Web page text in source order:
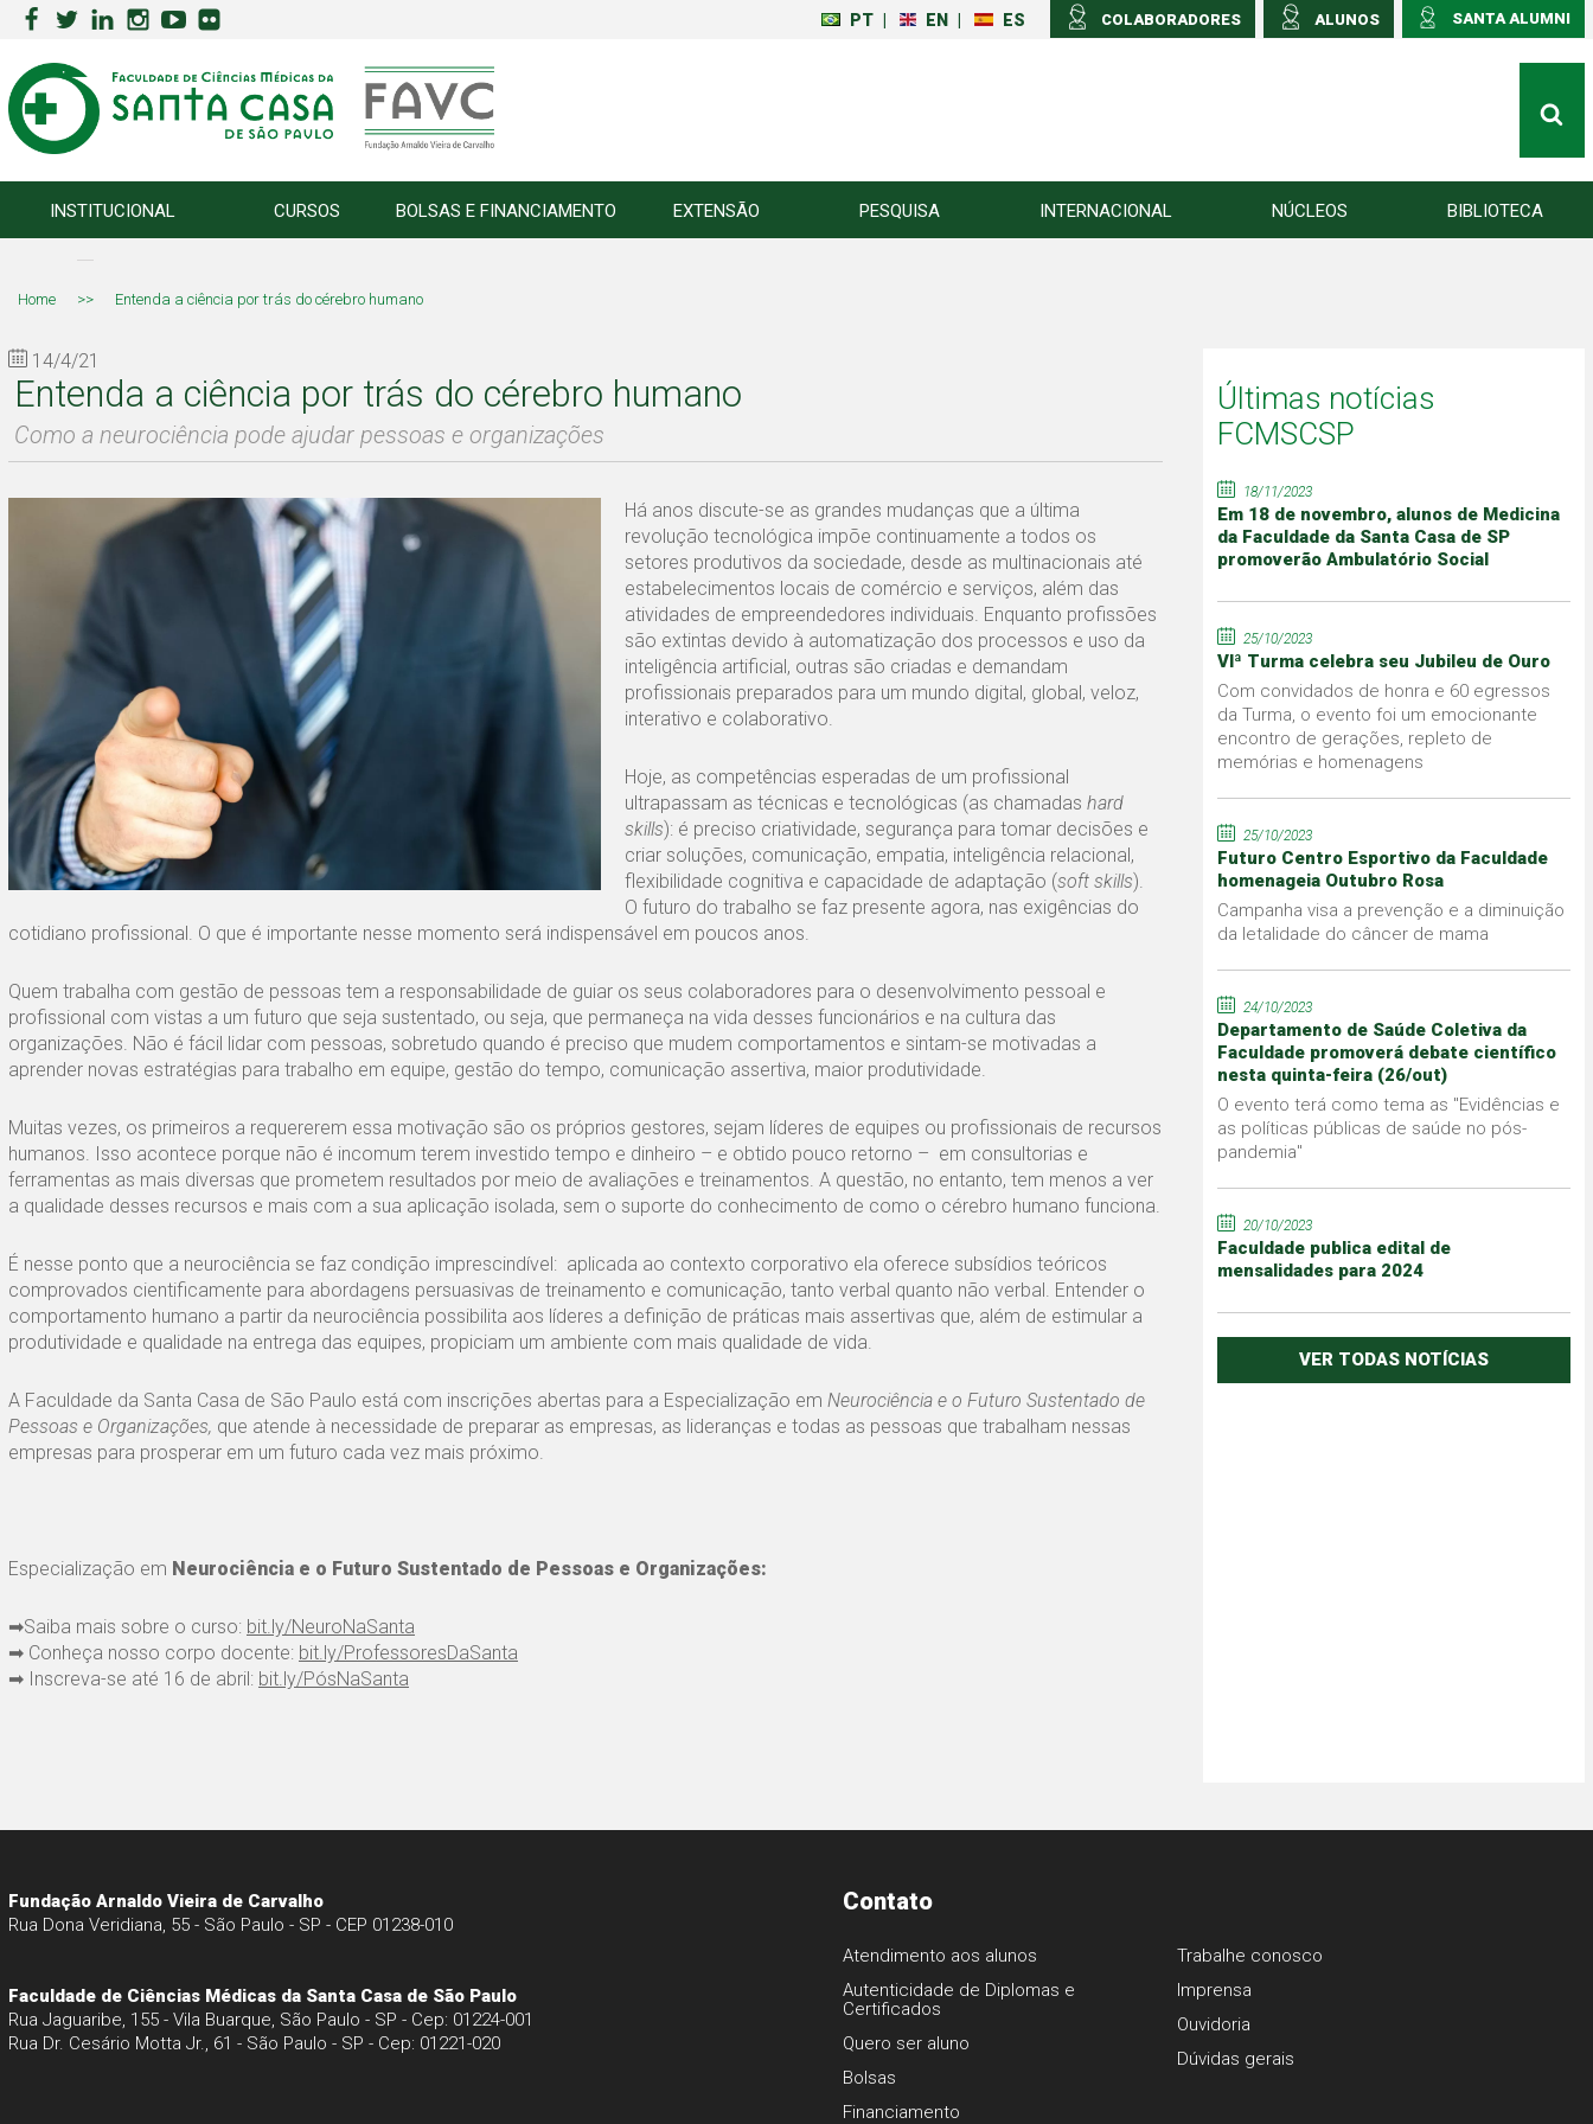
SANTA ALUMNI
ALUNOS
COLABORADORES
PT EN ES
INSTITUCIONAL CURSOS BOLSAS E FINANCIAMENTO EXTENSÃO PESQUISA INTERNACIONAL NÚCLEOS BIBLIOTECA
Home >> Entenda a ciência por trás do cérebro humano
14/4/21
Entenda a ciência por trás do cérebro humano
Como a neurociência pode ajudar pessoas e organizações
Há anos discute-se as grandes mudanças que a última
revolução tecnológica impõe continuamente a todos os
setores produtivos da sociedade, desde as multinacionais até
estabelecimentos locais de comércio e serviços, além das
atividades de empreendedores individuais. Enquanto profissões
são extintas devido à automatização dos processos e uso da
inteligência artificial, outras são criadas e demandam
profissionais preparados para um mundo digital, global, veloz,
interativo e colaborativo.
Hoje, as competências esperadas de um profissional
ultrapassam as técnicas e tecnológicas (as chamadas hard
skills): é preciso criatividade, segurança para tomar decisões e
criar soluções, comunicação, empatia, inteligência relacional,
flexibilidade cognitiva e capacidade de adaptação (soft skills).
O futuro do trabalho se faz presente agora, nas exigências do
cotidiano profissional. O que é importante nesse momento será indispensável em poucos anos.
Quem trabalha com gestão de pessoas tem a responsabilidade de guiar os seus colaboradores para o desenvolvimento pessoal e
profissional com vistas a um futuro que seja sustentado, ou seja, que permaneça na vida desses funcionários e na cultura das
organizações. Não é fácil lidar com pessoas, sobretudo quando é preciso que mudem comportamentos e sintam-se motivadas a
aprender novas estratégias para trabalho em equipe, gestão do tempo, comunicação assertiva, maior produtividade.
Muitas vezes, os primeiros a requererem essa motivação são os próprios gestores, sejam líderes de equipes ou profissionais de recursos
humanos. Isso acontece porque não é incomum terem investido tempo e dinheiro – e obtido pouco retorno – em consultorias e
ferramentas as mais diversas que prometem resultados por meio de avaliações e treinamentos. A questão, no entanto, tem menos a ver
a qualidade desses recursos e mais com a sua aplicação isolada, sem o suporte do conhecimento de como o cérebro humano funciona.
É nesse ponto que a neurociência se faz condição imprescindível: aplicada ao contexto corporativo ela oferece subsídios teóricos
comprovados cientificamente para abordagens persuasivas de treinamento e comunicação, tanto verbal quanto não verbal. Entender o
comportamento humano a partir da neurociência possibilita aos líderes a definição de práticas mais assertivas que, além de estimular a
produtividade e qualidade na entrega das equipes, propiciam um ambiente com mais qualidade de vida.
A Faculdade da Santa Casa de São Paulo está com inscrições abertas para a Especialização em Neurociência e o Futuro Sustentado de
Pessoas e Organizações, que atende à necessidade de preparar as empresas, as lideranças e todas as pessoas que trabalham nessas
empresas para prosperar em um futuro cada vez mais próximo.
Especialização em Neurociência e o Futuro Sustentado de Pessoas e Organizações:
➡Saiba mais sobre o curso: bit.ly/NeuroNaSanta
➡ Conheça nosso corpo docente: bit.ly/ProfessoresDaSanta
➡ Inscreva-se até 16 de abril: bit.ly/PósNaSanta
Últimas notícias
FCMSCSP
18/11/2023
Em 18 de novembro, alunos de Medicina
da Faculdade da Santa Casa de SP
promoverão Ambulatório Social
25/10/2023
VIª Turma celebra seu Jubileu de Ouro
Com convidados de honra e 60 egressos
da Turma, o evento foi um emocionante
encontro de gerações, repleto de
memórias e homenagens
25/10/2023
Futuro Centro Esportivo da Faculdade
homenageia Outubro Rosa
Campanha visa a prevenção e a diminuição
da letalidade do câncer de mama
24/10/2023
Departamento de Saúde Coletiva da
Faculdade promoverá debate científico
nesta quinta-feira (26/out)
O evento terá como tema as "Evidências e
as políticas públicas de saúde no pós-
pandemia"
20/10/2023
Faculdade publica edital de
mensalidades para 2024
VER TODAS NOTÍCIAS
Fundação Arnaldo Vieira de Carvalho
Rua Dona Veridiana, 55 - São Paulo - SP - CEP 01238-010
Faculdade de Ciências Médicas da Santa Casa de São Paulo
Rua Jaguaribe, 155 - Vila Buarque, São Paulo - SP - Cep: 01224-001
Rua Dr. Cesário Motta Jr., 61 - São Paulo - SP - Cep: 01221-020
Contato
Atendimento aos alunos
Autenticidade de Diplomas e
Certificados
Quero ser aluno
Bolsas
Financiamento
Trabalhe conosco
Imprensa
Ouvidoria
Dúvidas gerais